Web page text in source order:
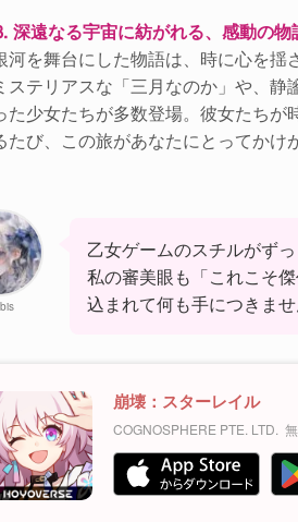
深遠なる宇宙に紡がれる、感動の物
河を舞台にした物語は、時に心を揺
ステリアスな「三月なのか」や、
た少女たちが多数登場。彼女たち
たび、この旅があなたにとってかけ
乙女ゲームのスチルがず
私の審美眼も「これこそ
込まれて何も手につきませ
崩壊：スターレイル
COGNOSPHERE PTE. LTD.